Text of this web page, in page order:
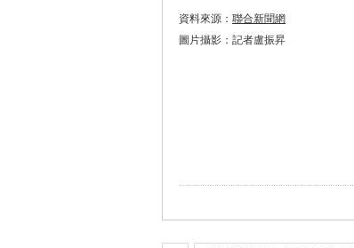
資料來源： 聯合新聞網
圖片攝影：記者盧振昇